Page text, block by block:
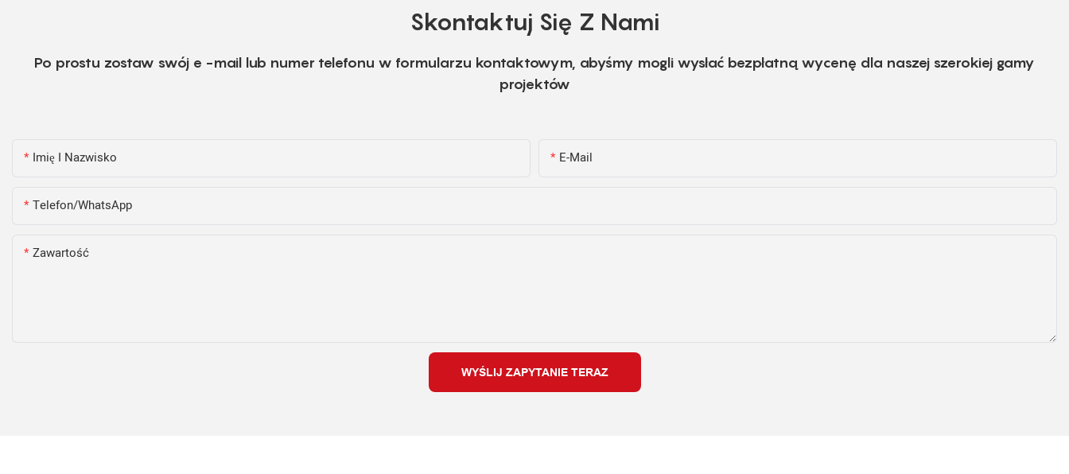
Skontaktuj Się Z Nami
Po prostu zostaw swój e -mail lub numer telefonu w formularzu kontaktowym, abyśmy mogli wysłać bezpłatną wycenę dla naszej szerokiej gamy
projektów
Imię I Nazwisko E-Mail
Telefon/WhatsApp
Zawartość
WYŚLIJ ZAPYTANIE TERAZ